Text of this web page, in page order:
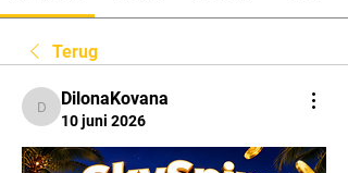
Terug
DilonaKovana
DilonaKovana
10 juni 2026